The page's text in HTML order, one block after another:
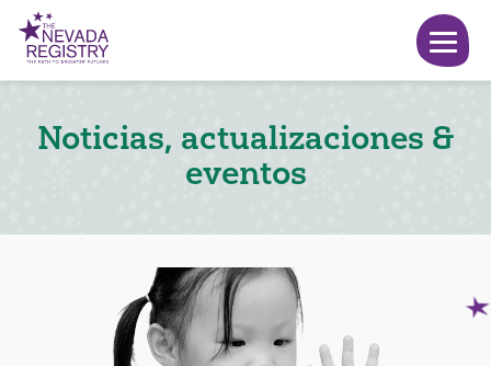
Noticias, actualizaciones &
eventos